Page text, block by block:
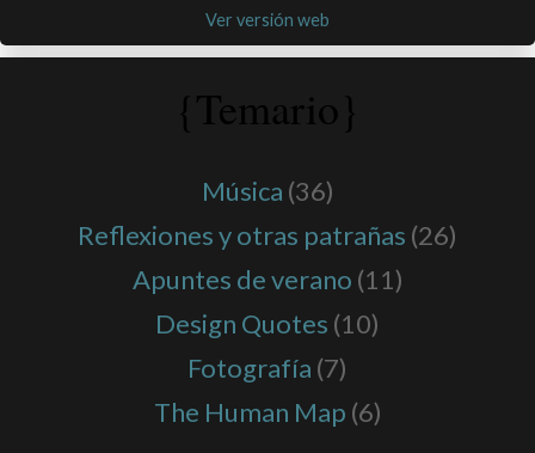
Ver versión web
{Temario}
Música (36)
Reflexiones y otras patrañas (26)
Apuntes de verano (11)
Design Quotes (10)
Fotografía (7)
The Human Map (6)